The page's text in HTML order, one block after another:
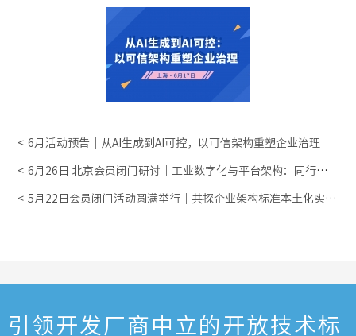
6月活动预告｜从AI生成到AI可控，以可信架构重塑企业治理
6月26日 北京会员闭门研讨｜工业数字化与平台架构：同行共
5月22日会员闭门活动圆满举行｜共探企业架构标准本土化实践
引领开发厂商中立的开放技术标